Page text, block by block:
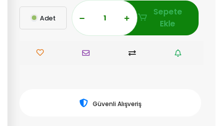
Adet
Sepete
Ekle
Güvenli Alışveriş